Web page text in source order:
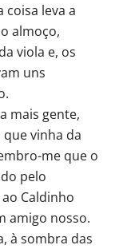
coisa leva a
almoço,
viola e, os
uns
mais gente,
que vinha da
me que o
pelo
Caldinho
amigo nosso.
à sombra das